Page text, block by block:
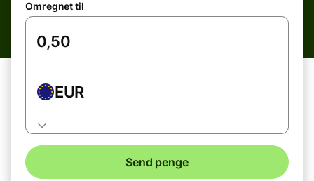
Omregnet til
EUR
Send penge